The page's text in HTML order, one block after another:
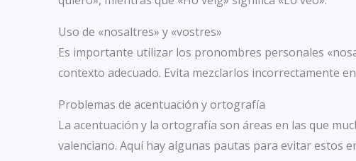
Uso de «nosaltres» y «vostres»
Es importante utilizar los pronombres personales
contexto adecuado. Evita mezclarlos incorrectamente
Problemas de acentuación y ortografía
La acentuación y la ortografía son áreas en las que
valenciano. Aquí hay algunas pautas para evitar estos